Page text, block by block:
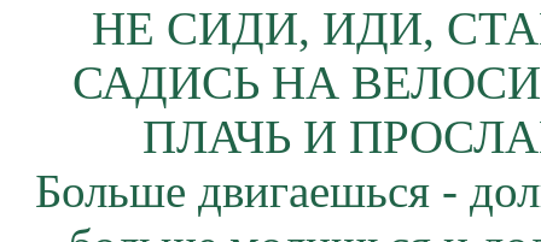
НЕ СИДИ, ИДИ,
САДИСЬ НА
ПЛАЧЬ И
Больше двигаешься -